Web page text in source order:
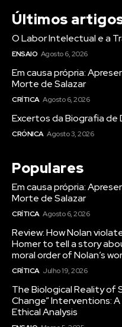
Últimos
O Labor Intelectual e a
ENSAIO Agosto 6, 2026
Em causa própria:
Morte de Salazar
CRÍTICA Agosto 6, 2026
Excertos da Biografia de
CRÓNICA Agosto 3, 2026
Populares
Em causa própria:
Morte de Salazar
CRÍTICA Agosto 6, 2026
Review: How Nolan
Homer to tell a story
moral order of Nolan’s
CRÍTICA Julho 19, 2026
The Biological Reality of
Change” Interventions:
Ethical Analysis